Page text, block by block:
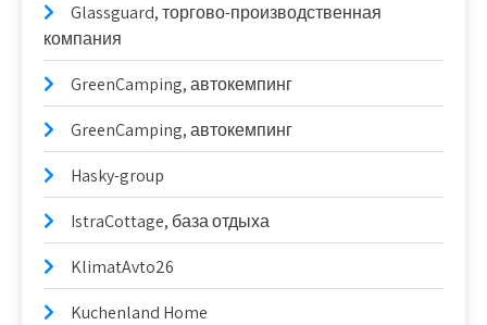
Glassguard, торгово-производственная
компания
GreenCamping, автокемпинг
GreenCamping, автокемпинг
Hasky-group
IstraCottage, база отдыха
KlimatAvto26
Kuchenland Home